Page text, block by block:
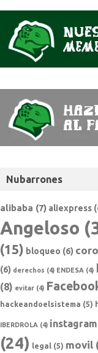
Nubarrones
alibaba (7) aliexpress
Angeloso
(15) bloqueo (6)
(6) derechos (4) ENDESA (4)
(8) evitar (4)
hackeandoelsistema (5)
IBERDROLA (4) instagram
(24) legal (5) movil